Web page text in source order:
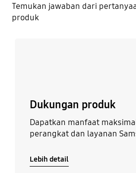
Temukan jawaban dari
produk
Dukungan produk
Dapatkan manfaat
perangkat dan layanan
Lebih detail